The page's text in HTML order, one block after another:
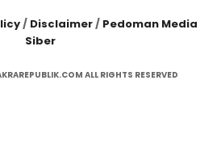
/ Disclaimer/ Pedoman Media
Siber
ALL RIGHTS RESERVED